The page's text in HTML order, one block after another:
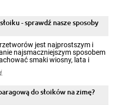
- sprawdź nasze sposoby
jest najprostszym i
najsmaczniejszym sposobem
smaki wiosny, lata i
by cieszyć nimi oko w sezonie
atmosferę cieplejszych
słoików ze
do słoików na zimę?